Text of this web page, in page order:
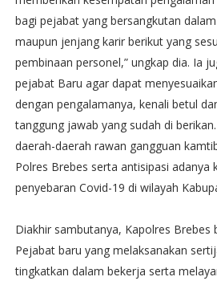
bagi pejabat yang bersangkutan
maupun jenjang karir berikut yang
pembinaan personel,” ungkap dia. Ia
pejabat Baru agar dapat
dengan pengalamanya, kenali betul
tanggung jawab yang sudah di
daerah-daerah rawan gangguan
Polres Brebes serta antisipasi adanya
penyebaran Covid-19 di wilayah
Diakhir sambutanya, Kapolres Brebes
Pejabat baru yang melaksanakan
tingkatkan dalam bekerja serta